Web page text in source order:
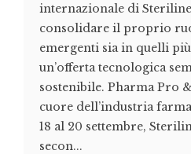
internazionale di
consolidare il proprio
emergenti sia in quelli
un’offerta tecnologica
sostenibile. Pharma Pro
cuore dell’industria
18 al 20 settembre,
secon...